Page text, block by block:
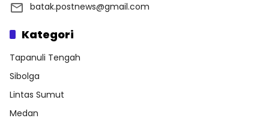
batak.postnews@gmail.com
Kategori
Tapanuli Tengah
Sibolga
Lintas Sumut
Medan